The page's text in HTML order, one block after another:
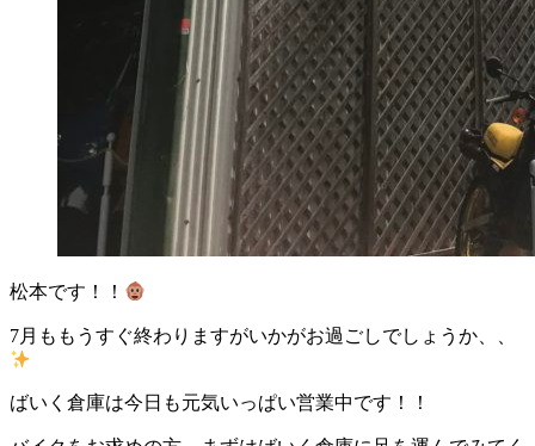
松本です！！
7月ももうすぐ終わりますがいかがお過ごしでしょうか、、
ばいく倉庫は今日も元気いっぱい営業中です！！